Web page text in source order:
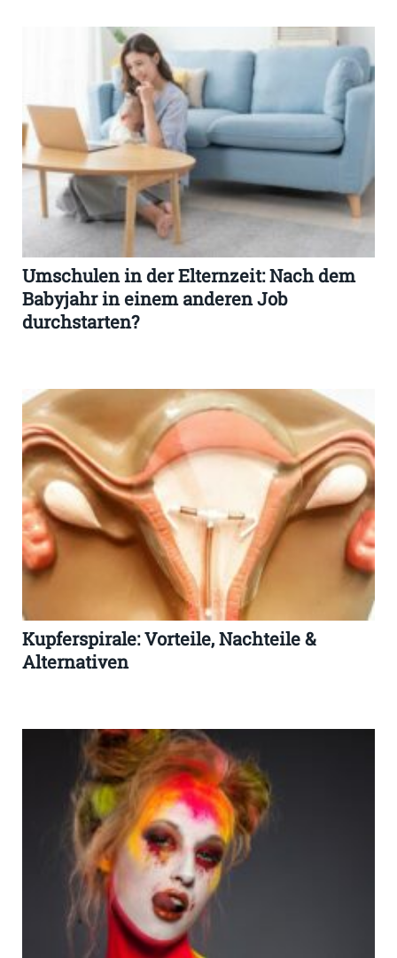
Umschulen in der Elternzeit: Nach dem
Babyjahr in einem anderen Job
durchstarten?
Kupferspirale: Vorteile, Nachteile &
Alternativen